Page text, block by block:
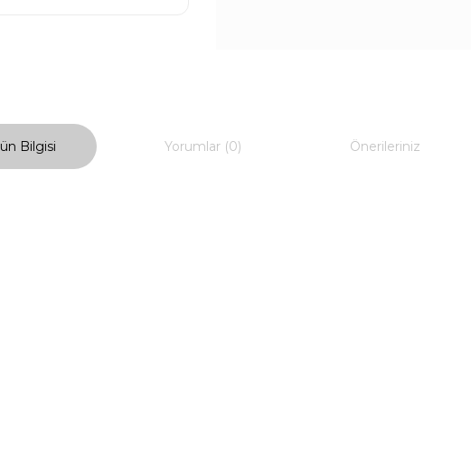
Bilgisi Yorumlar (0) Önerileriniz